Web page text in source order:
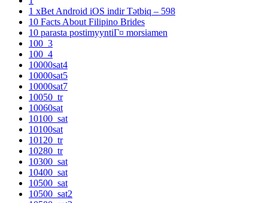
1 xBet Android iOS indir Tətbiq – 598
10 Facts About Filipino Brides
10 parasta postimyyntiГ¤ morsiamen
100_3
100_4
10000sat4
10000sat5
10000sat7
10050_tr
10060sat
10100_sat
10100sat
10120_tr
10280_tr
10300_sat
10400_sat
10500_sat
10500_sat2